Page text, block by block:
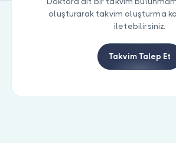
Doktora ait bir takvim
oluşturarak takvim oluşturma
iletebilirsiniz.
Takvim Talep Et